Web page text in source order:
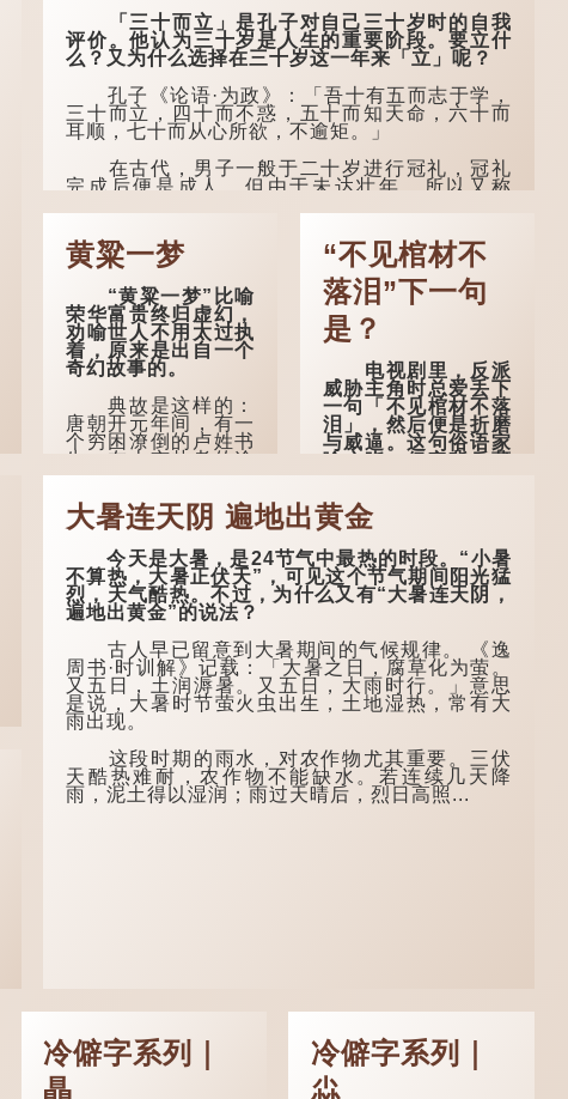
「三十而立」是孔子对自己三十岁时的自我
评价。他认为三十岁是人生的重要阶段。要立什
么？又为什么选择在三十岁这一年来「立」呢？
孔子《论语·为政》：「吾十有五而志于学，
三十而立，四十而不惑，五十而知天命，六十而
耳顺，七十而从心所欲，不逾矩。」
在古代，男子一般于二十岁进行冠礼，冠礼
完成后便是成人，但由于未达壮年，所以又称
这说明三十岁...
黄粱一梦
“黄粱一梦”比喻
荣华富贵终归虚幻，
劝喻世人不用太过执
着，原来是出自一个
奇幻故事的。
典故是这样的：
唐朝开元年间，有一
个穷困潦倒的卢姓书
生，在上京赴考的途
中经过一间旅店休
士，两人畅谈甚欢。
言谈间，卢姓书
生感慨自己虽贵为读
书人，但一直未能考
取功名，仍然贫困，
感到十分落泊。于
是，道士拿出一个青
瓷枕头，让卢姓书生
睡一睡，便能满足他
希望得到荣华富贵的
愿望。
这时，...
“不见棺材不
落泪”下一句
是？
电视剧里，反派
威胁主角时总爱丢下
一句「不见棺材不落
泪」，然后便是折磨
与威逼。这句俗语家
喻户晓，但它背后藏
「不见棺材不落
泪」的原句，有说法
是「不见棺材不下
泪」或「不见亲棺不
下泪」，出自明朝兰
陵笑笑生所著的《金
回。原意是指人未亲
眼见到亲人棺木，便
不会真正感到悲伤；
后来引申为比喻人执
迷不悟，不到彻底失
许多人对这上半
句耳熟能详，但它其
实还有下半句——
大暑连天阴 遍地出黄金
今天是大暑，是24节气中最热的时段。“小暑
不算热，大暑正伏天”，可见这个节气期间阳光猛
烈，天气酷热。不过，为什么又有“大暑连天阴，
遍地出黄金”的说法？
古人早已留意到大暑期间的气候规律。 《逸
周书·时训解》记载：「大暑之日，腐草化为萤。
又五日，土润溽暑。又五日，大雨时行。」意思
是说，大暑时节萤火虫出生，土地湿热，常有大
雨出现。
这段时期的雨水，对农作物尤其重要。三伏
天酷热难耐，农作物不能缺水。若连续几天降
雨，泥土得以湿润；雨过天晴后，烈日高照...
冷僻字系列｜
瞐
冷僻字系列｜
尛